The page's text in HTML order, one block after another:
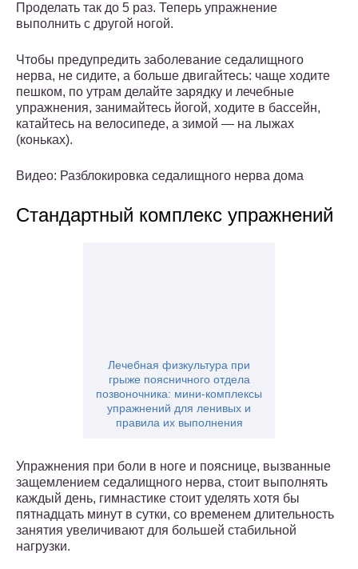
Проделать так до 5 раз. Теперь упражнение
выполнить с другой ногой.
Чтобы предупредить заболевание седалищного
нерва, не сидите, а больше двигайтесь: чаще ходите
пешком, по утрам делайте зарядку и лечебные
упражнения, занимайтесь йогой, ходите в бассейн,
катайтесь на велосипеде, а зимой — на лыжах
(коньках).
Видео: Разблокировка седалищного нерва дома
Стандартный комплекс упражнений
Лечебная физкультура при
грыже поясничного отдела
позвоночника: мини-комплексы
упражнений для ленивых и
правила их выполнения
Упражнения при боли в ноге и пояснице, вызванные
защемлением седалищного нерва, стоит выполнять
каждый день, гимнастике стоит уделять хотя бы
пятнадцать минут в сутки, со временем длительность
занятия увеличивают для большей стабильной
нагрузки.